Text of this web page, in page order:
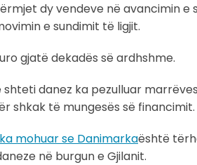
dy vendeve në avancimin e
e sundimit të ligjit.
gjatë dekadës së ardhshme.
danez ka pezulluar
shkak të mungesës së financimit.
mohuar se Danimarkaështë
në burgun e Gjilanit.